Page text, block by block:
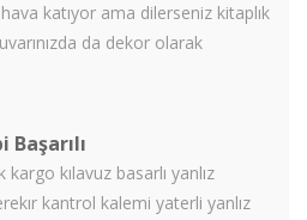
katıyor ama dilerseniz kitaplık
da dekor olarak
Başarılı
kargo kılavuz basarlı yanlız
kantrol kalemi yaterli yanlız